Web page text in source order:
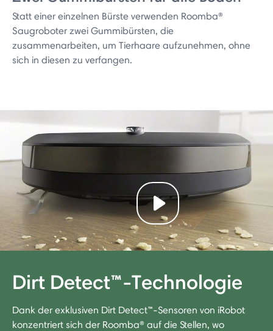
Statt einer einzelnen Bürste verwenden Roomba®
Saugroboter zwei Gummibürsten, die
zusammenarbeiten, um Tierhaare aufzunehmen, ohne
sich in diesen zu verfangen.
Play video
Dirt Detect™-Technologie
Dank der exklusiven Dirt Detect™-Sensoren von iRobot
konzentriert sich der Roomba® auf die Stellen, wo